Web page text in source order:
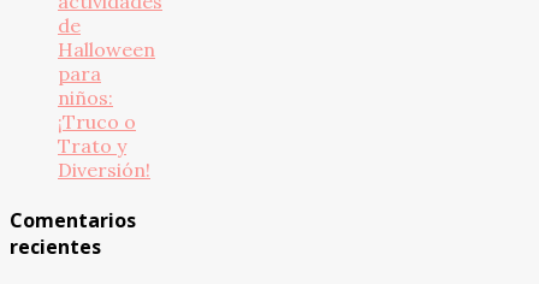
de
Halloween
para
niños:
¡Truco o
Trato y
Diversión!
Comentarios
recientes